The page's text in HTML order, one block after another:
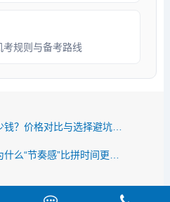
规则与备考路线
软考高项培训班多少钱？价格对比与选择避坑指南
软考高项备考中，为什么“节奏感”比拼时间更重要？